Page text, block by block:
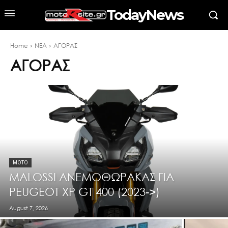
TodayNews
Home ΝΕΑ ΑΓΟΡΑΣ
ΑΓΟΡΑΣ
MOTO
ΜΑLOSSI ΑΝΕΜΟΘΩΡΑΚΑΣ ΓΙΑ
PEUGEOT XP GT 400 (2023->)
August 7, 2026